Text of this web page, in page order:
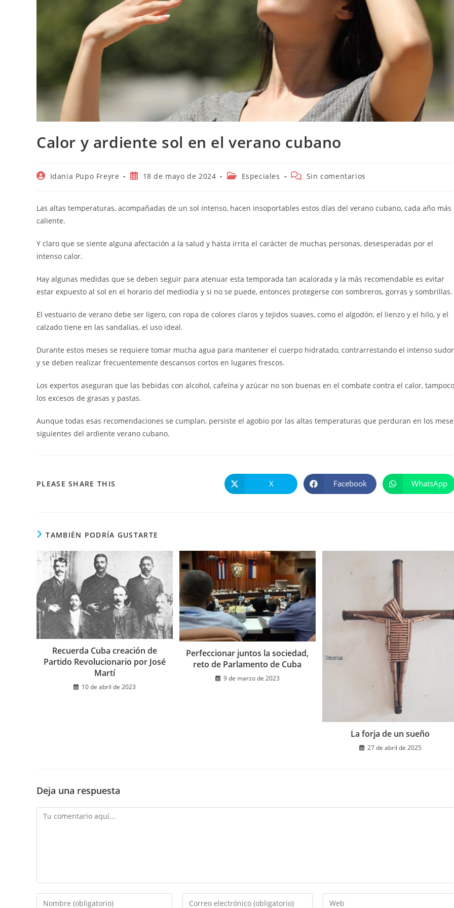
Calor y ardiente sol en el verano cubano
Autor
entrada:
Idania Pupo Freyre
Publicación
entrada:
18 de mayo de 2024
Categoría
entrada:
Especiales
Comentarios
entrada:
Sin comentarios
Las altas temperaturas, acompañadas de un sol intenso, hacen insoportables estos días del verano cubano, cada año más
caliente.
Y claro que se siente alguna afectación a la salud y hasta irrita el carácter de muchas personas, desesperadas por el
intenso calor.
Hay algunas medidas que se deben seguir para atenuar esta temporada tan acalorada y la más recomendable es evitar
estar expuesto al sol en el horario del mediodía y si no se puede, entonces protegerse con sombreros, gorras y sombrillas.
El vestuario de verano debe ser ligero, con ropa de colores claros y tejidos suaves, como el algodón, el lienzo y el hilo, y el
calzado tiene en las sandalias, el uso ideal.
Durante estos meses se requiere tomar mucha agua para mantener el cuerpo hidratado, contrarrestando el intenso
y se deben realizar frecuentemente descansos cortos en lugares frescos.
Los expertos aseguran que las bebidas con alcohol, cafeína y azúcar no son buenas en el combate contra el calor, tampoco
los excesos de grasas y pastas.
Aunque todas esas recomendaciones se cumplan, persiste el agobio por las altas temperaturas que perduran en los
siguientes del ardiente verano cubano.
PLEASE SHARE THIS
abre
X Se
abre
Facebook Se
abre
WhatsApp
TAMBIÉN PODRÍA GUSTARTE
Recuerda Cuba creación de
Partido Revolucionario por José
Martí
10 de abril de 2023
Perfeccionar juntos la sociedad,
reto de Parlamento de Cuba
9 de marzo de 2023
La forja de un sueño
27 de abril de 2025
Deja una respuesta
Comentario
Introduce
Introduce
Introduce